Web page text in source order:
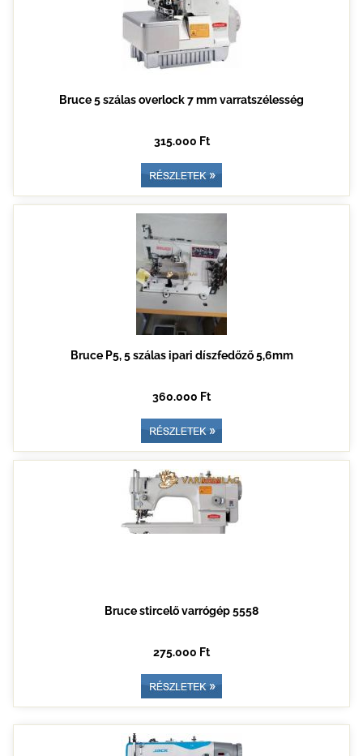
Bruce 5 szálas overlock 7 mm varratszélesség
315.000 Ft
Bruce P5, 5 szálas ipari díszfedőző 5,6mm
360.000 Ft
Bruce stircelő varrógép 5558
275.000 Ft